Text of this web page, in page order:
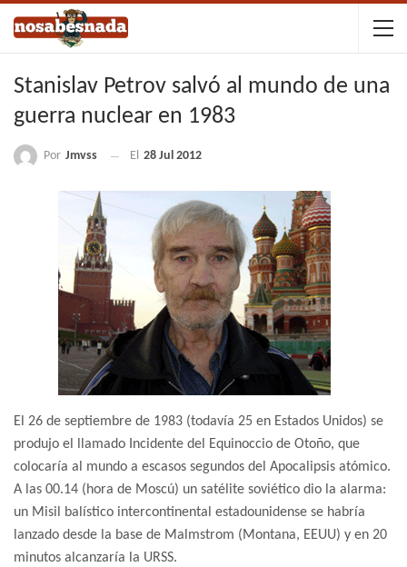
Stanislav Petrov salvó al mundo de una
guerra nuclear en 1983
Por Jmvss El 28 Jul 2012
El 26 de septiembre de 1983 (todavía 25 en Estados Unidos) se
produjo el llamado Incidente del Equinoccio de Otoño, que
colocaría al mundo a escasos segundos del Apocalipsis atómico.
A las 00.14 (hora de Moscú) un satélite soviético dio la alarma:
un Misil balístico intercontinental estadounidense se habría
lanzado desde la base de Malmstrom (Montana, EEUU) y en 20
minutos alcanzaría la URSS.